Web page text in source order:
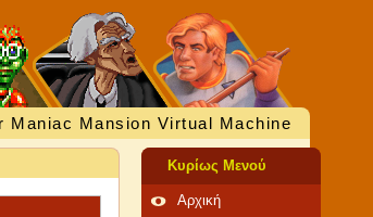
Mansion Virtual Machine
Κυρίως Μενού
Αρχική